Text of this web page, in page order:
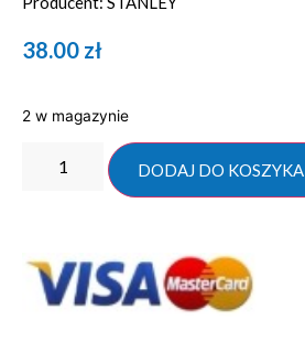
38.00 zł
2 w magazynie
DODAJ DO KOSZYKA